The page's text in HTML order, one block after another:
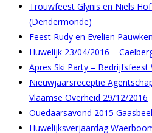
Trouwfeest Glynis en Niels
(Dendermonde)
Feest Rudy en Evelien
Huwelijk 23/04/2016 –
Apres Ski Party – Bedrijfsfeest
Nieuwjaarsreceptie
Vlaamse Overheid 29/12/2016
Ouedaarsavond 2015
Huwelijksverjaardag